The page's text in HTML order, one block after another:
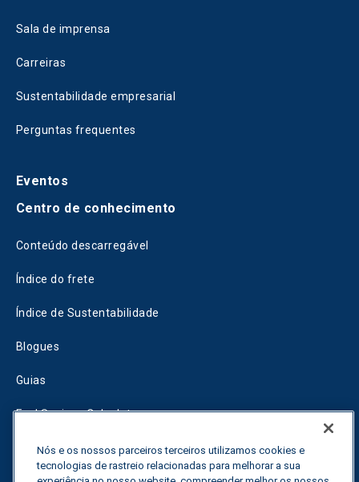
Sala de imprensa
Carreiras
Sustentabilidade empresarial
Perguntas frequentes
Eventos
Centro de conhecimento
Conteúdo descarregável
Índice do frete
Índice de Sustentabilidade
Blogues
Guias
Fuel Savings Calculator
Calculadora de otimização do transporte
Nós e os nossos parceiros terceiros utilizamos cookies e
tecnologias de rastreio relacionadas para melhorar a sua